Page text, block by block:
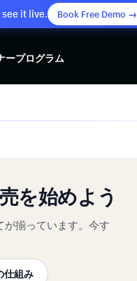
it live. Book Free Demo →
ープログラム
を始めよう
揃っています。今す
仕組み